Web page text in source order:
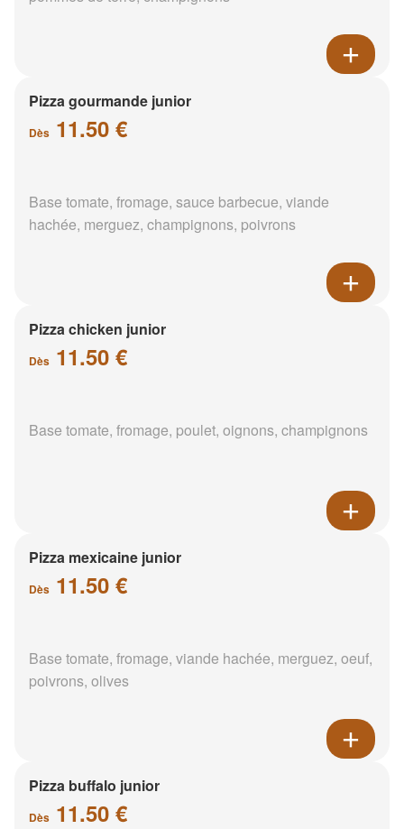
Pizza gourmande junior
Dès 11.50 €
Base tomate, fromage, sauce barbecue, viande
hachée, merguez, champignons, poivrons
Pizza chicken junior
Dès 11.50 €
Base tomate, fromage, poulet, oignons, champignons
Pizza mexicaine junior
Dès 11.50 €
Base tomate, fromage, viande hachée, merguez, oeuf,
poivrons, olives
Pizza buffalo junior
Dès 11.50 €